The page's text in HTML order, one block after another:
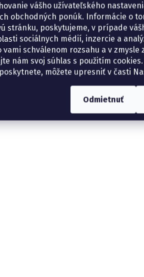
vášho užívateľského
obchodných ponúk. Informácie o
stránku, poskytujeme, v prípade
sociálnych médií, inzercie a
vami schválenom rozsahu a v zmysle
nám svoj súhlas s použitím cookies.
môžete upresniť v časti
Odmietnuť